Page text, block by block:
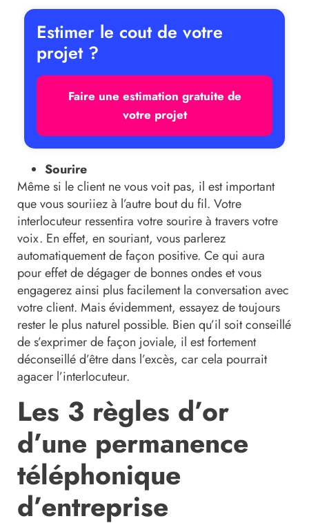
Estimer le cout de votre
projet ?
Faire une estimation gratuite de
votre projet
Sourire
Même si le client ne vous voit pas, il est important
que vous souriiez à l’autre bout du fil. Votre
interlocuteur ressentira votre sourire à travers votre
voix. En effet, en souriant, vous parlerez
automatiquement de façon positive. Ce qui aura
pour effet de dégager de bonnes ondes et vous
engagerez ainsi plus facilement la conversation avec
votre client. Mais évidemment, essayez de toujours
rester le plus naturel possible. Bien qu’il soit conseillé
de s’exprimer de façon joviale, il est fortement
déconseillé d’être dans l’excès, car cela pourrait
agacer l’interlocuteur.
Les 3 règles d’or
d’une permanence
téléphonique
d’entreprise